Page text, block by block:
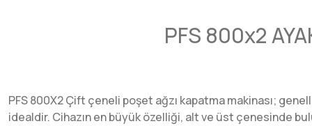
PFS 800x2
PFS 800X2 Çift çeneli poşet ağzı kapatma makinası;
idealdir. Cihazın en büyük özelliği, alt ve üst çenesinde